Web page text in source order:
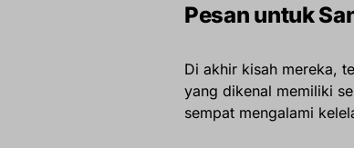
Pesan untuk
Di akhir kisah mereka,
yang dikenal memiliki
sempat mengalami